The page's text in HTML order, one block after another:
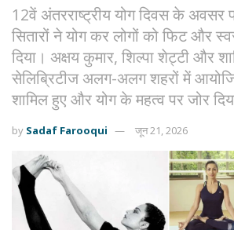
12वें अंतरराष्ट्रीय योग दिवस के अवसर
सितारों ने योग कर लोगों को फिट और
दिया। अक्षय कुमार, शिल्पा शेट्टी और
सेलिब्रिटीज अलग-अलग शहरों में
शामिल हुए और योग के महत्व पर जोर
by Sadaf Farooqui जून 21, 2026